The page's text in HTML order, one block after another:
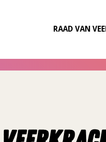
RAAD VAN